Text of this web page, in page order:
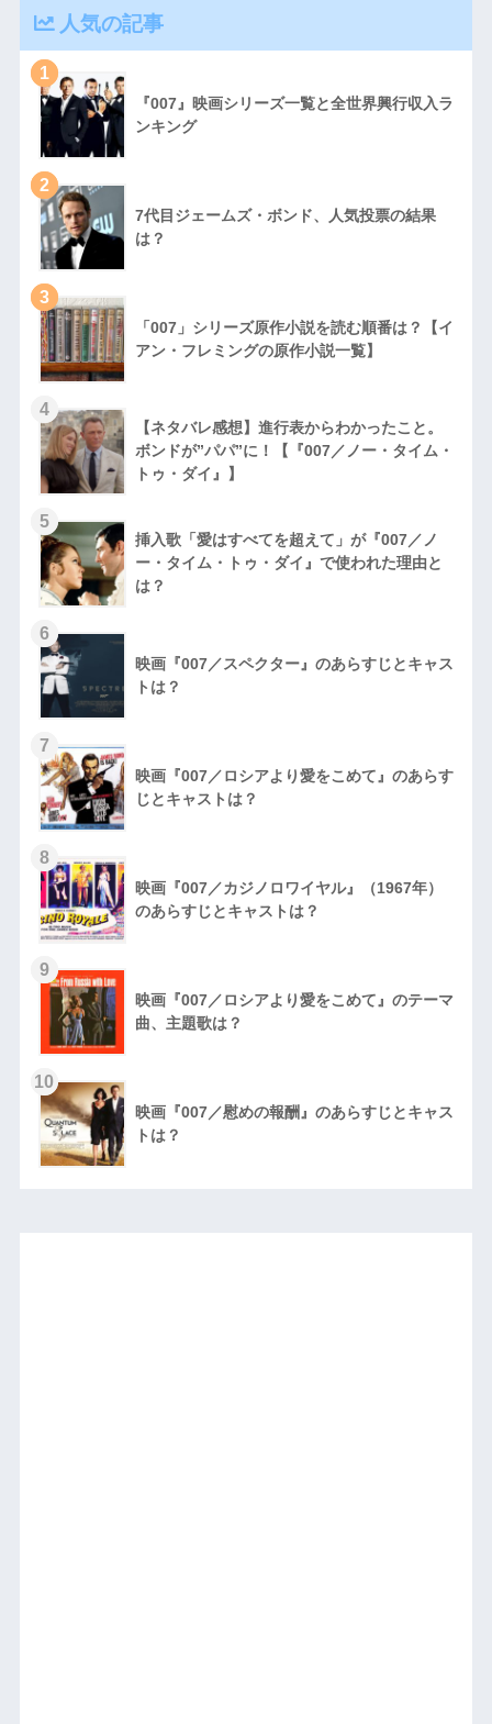
人気の記事
1
『007』映画シリーズ一覧と全世界興行収入ラ
ンキング
2
7代目ジェームズ・ボンド、人気投票の結果
は？
3
「007」シリーズ原作小説を読む順番は？【イ
アン・フレミングの原作小説一覧】
4
【ネタバレ感想】進行表からわかったこと。
ボンドが”パパ”に！【『007／ノー・タイム・
トゥ・ダイ』】
5
挿入歌「愛はすべてを超えて」が『007／ノ
ー・タイム・トゥ・ダイ』で使われた理由と
は？
6
映画『007／スペクター』のあらすじとキャス
トは？
7
映画『007／ロシアより愛をこめて』のあらす
じとキャストは？
8
映画『007／カジノロワイヤル』（1967年）
のあらすじとキャストは？
9
映画『007／ロシアより愛をこめて』のテーマ
曲、主題歌は？
10
映画『007／慰めの報酬』のあらすじとキャス
トは？